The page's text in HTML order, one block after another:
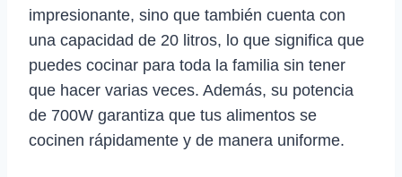
impresionante, sino que también cuenta con
una capacidad de 20 litros, lo que significa que
puedes cocinar para toda la familia sin tener
que hacer varias veces. Además, su potencia
de 700W garantiza que tus alimentos se
cocinen rápidamente y de manera uniforme.